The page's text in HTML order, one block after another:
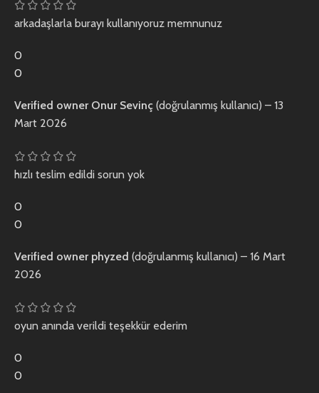
arkadaşlarla burayı kullanıyoruz memnunuz
0
0
Verified owner Onur Sevinç (doğrulanmış kullanıcı) – 13
Mart 2026
hızlı teslim edildi sorun yok
0
0
Verified owner phyzed (doğrulanmış kullanıcı) – 16 Mart
2026
oyun anında verildi teşekkür ederim
0
0